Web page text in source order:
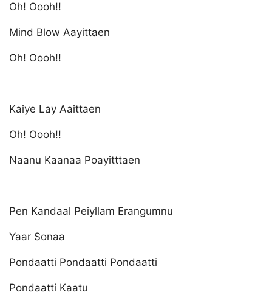
Oh! Oooh!!
Mind Blow Aayittaen
Oh! Oooh!!
Kaiye Lay Aaittaen
Oh! Oooh!!
Naanu Kaanaa Poayitttaen
Pen Kandaal Peiyllam Erangumnu
Yaar Sonaa
Pondaatti Pondaatti Pondaatti
Pondaatti Kaatu